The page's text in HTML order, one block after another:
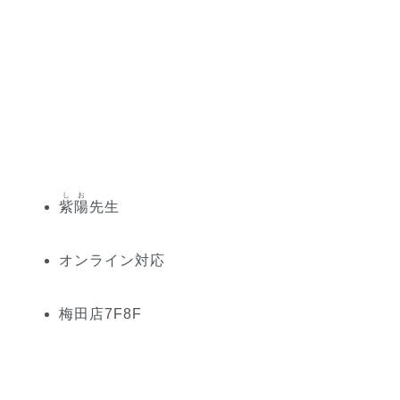
紫陽
しお
先生
オンライン対応
梅田 店7 F8F